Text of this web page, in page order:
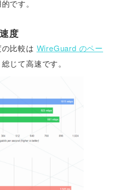
です。
度
比較は WireGuard のペー
じて高速です。